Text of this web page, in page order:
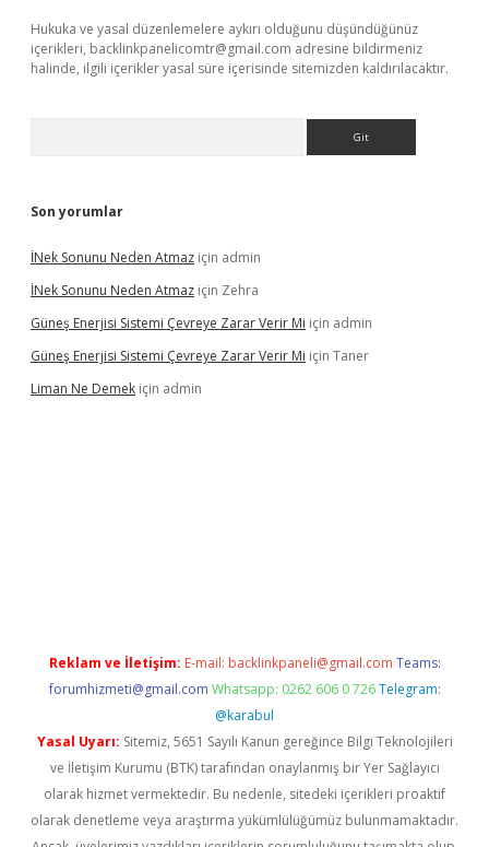
Hukuka ve yasal düzenlemelere aykırı olduğunu düşündüğünüz
içerikleri, backlinkpanelicomtr@gmail.com adresine bildirmeniz
halinde, ilgili içerikler yasal süre içerisinde sitemizden kaldırılacaktır.
Son yorumlar
İNek Sonunu Neden Atmaz için admin
İNek Sonunu Neden Atmaz için Zehra
Güneş Enerjisi Sistemi Çevreye Zarar Verir Mi için admin
Güneş Enerjisi Sistemi Çevreye Zarar Verir Mi için Taner
Liman Ne Demek için admin
Reklam ve İletişim: E-mail: backlinkpaneli@gmail.com Teams:
forumhizmeti@gmail.com Whatsapp: 0262 606 0 726 Telegram:
@karabul
Yasal Uyarı: Sitemiz, 5651 Sayılı Kanun gereğince Bilgi Teknolojileri
ve İletişim Kurumu (BTK) tarafından onaylanmış bir Yer Sağlayıcı
olarak hizmet vermektedir. Bu nedenle, sitedeki içerikleri proaktif
olarak denetleme veya araştırma yükümlülüğümüz bulunmamaktadır.